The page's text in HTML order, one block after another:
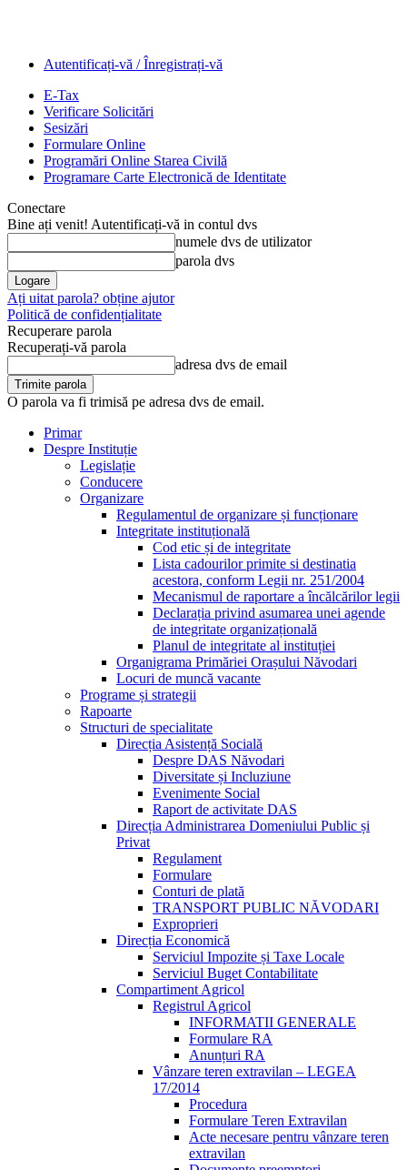
Autentificați-vă / Înregistrați-vă
E-Tax
Verificare Solicitări
Sesizări
Formulare Online
Programări Online Starea Civilă
Programare Carte Electronică de Identitate
Conectare
Bine ați venit! Autentificați-vă in contul dvs
numele dvs de utilizator
parola dvs
Ați uitat parola? obține ajutor
Politică de confidențialitate
Recuperare parola
Recuperați-vă parola
adresa dvs de email
O parola va fi trimisă pe adresa dvs de email.
Primar
Despre Instituție
Legislație
Conducere
Organizare
Regulamentul de organizare și funcționare
Integritate instituțională
Cod etic și de integritate
Lista cadourilor primite si destinatia
acestora, conform Legii nr. 251/2004
Mecanismul de raportare a încălcărilor legii
Declarația privind asumarea unei agende
de integritate organizațională
Planul de integritate al instituției
Organigrama Primăriei Orașului Năvodari
Locuri de muncă vacante
Programe și strategii
Rapoarte
Structuri de specialitate
Direcția Asistență Socială
Despre DAS Năvodari
Diversitate și Incluziune
Evenimente Social
Raport de activitate DAS
Direcția Administrarea Domeniului Public și
Privat
Regulament
Formulare
Conturi de plată
TRANSPORT PUBLIC NĂVODARI
Exproprieri
Direcția Economică
Serviciul Impozite și Taxe Locale
Serviciul Buget Contabilitate
Compartiment Agricol
Registrul Agricol
INFORMATII GENERALE
Formulare RA
Anunțuri RA
Vânzare teren extravilan – LEGEA
17/2014
Procedura
Formulare Teren Extravilan
Acte necesare pentru vânzare teren
extravilan